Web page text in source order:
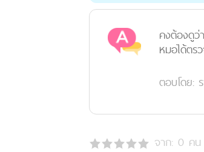
คงต้องดูว่
หมอได้ตร
ตอบโดย:
จาก: 0 คน